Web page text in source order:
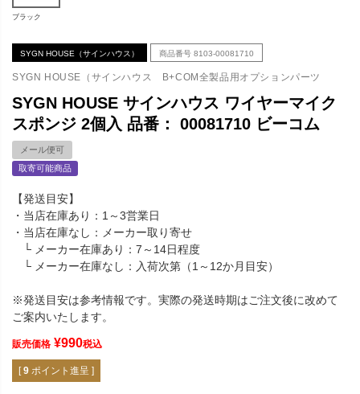
ブラック
SYGN HOUSE（サインハウス） 商品番号 8103-00081710
SYGN HOUSE（サインハウス B+COM全製品用オプションパーツ
SYGN HOUSE サインハウス ワイヤーマイク
スポンジ 2個入 品番： 00081710 ビーコム
メール便可
取寄可能商品
【発送目安】
・当店在庫あり：1～3営業日
・当店在庫なし：メーカー取り寄せ
└ メーカー在庫あり：7～14日程度
└ メーカー在庫なし：入荷次第（1～12か月目安）
※発送目安は参考情報です。実際の発送時期はご注文後に改めて
ご案内いたします。
販売価格 ¥990税込
[ 9 ポイント進呈 ]